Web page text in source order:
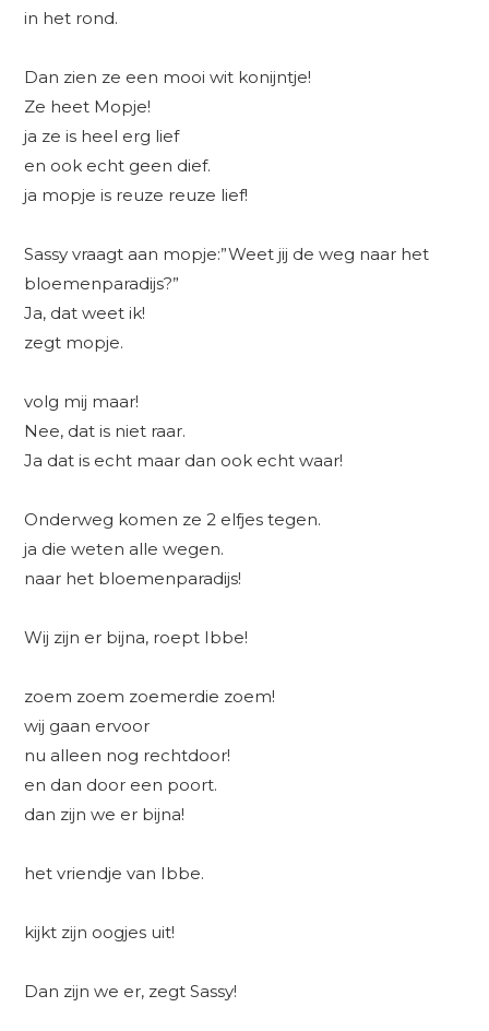
in het rond.
Dan zien ze een mooi wit konijntje!
Ze heet Mopje!
ja ze is heel erg lief
en ook echt geen dief.
ja mopje is reuze reuze lief!
Sassy vraagt aan mopje:”Weet jij de weg naar het
bloemenparadijs?”
Ja, dat weet ik!
zegt mopje.
volg mij maar!
Nee, dat is niet raar.
Ja dat is echt maar dan ook echt waar!
Onderweg komen ze 2 elfjes tegen.
ja die weten alle wegen.
naar het bloemenparadijs!
Wij zijn er bijna, roept Ibbe!
zoem zoem zoemerdie zoem!
wij gaan ervoor
nu alleen nog rechtdoor!
en dan door een poort.
dan zijn we er bijna!
het vriendje van Ibbe.
kijkt zijn oogjes uit!
Dan zijn we er, zegt Sassy!